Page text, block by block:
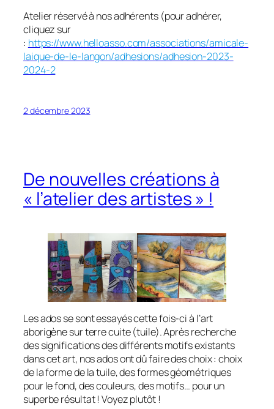
Atelier réservé à nos adhérents (pour adhérer,
cliquez sur
: https://www.helloasso.com/associations/amicale-
laique-de-le-langon/adhesions/adhesion-2023-
2024-2
2 décembre 2023
De nouvelles créations à
« l’atelier des artistes » !
Les ados se sont essayés cette fois-ci à l’art
aborigène sur terre cuite (tuile). Après recherche
des significations des différents motifs existants
dans cet art, nos ados ont dû faire des choix : choix
de la forme de la tuile, des formes géométriques
pour le fond, des couleurs, des motifs… pour un
superbe résultat ! Voyez plutôt !